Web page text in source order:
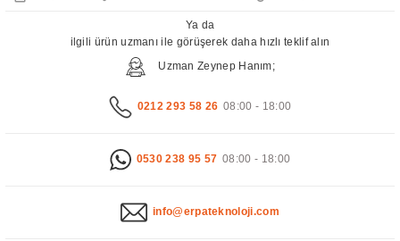
Ya da
ilgili ürün uzmanı ile görüşerek daha hızlı teklif alın
Uzman Zeynep Hanım;
0212 293 58 26 08:00 - 18:00
0530 238 95 57 08:00 - 18:00
info@erpateknoloji.com